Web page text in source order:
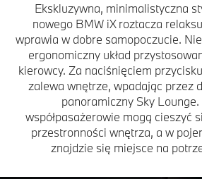
Ekskluzywna, minimalistyczna
nowego BMW iX roztacza
wprawia w dobre samopoczucie.
ergonomiczny układ
kierowcy. Za naciśnięciem
zalewa wnętrze, wpadając przez
panoramiczny Sky
współpasażerowie mogą cieszyć
przestronności wnętrza, a w
znajdzie się miejsce na